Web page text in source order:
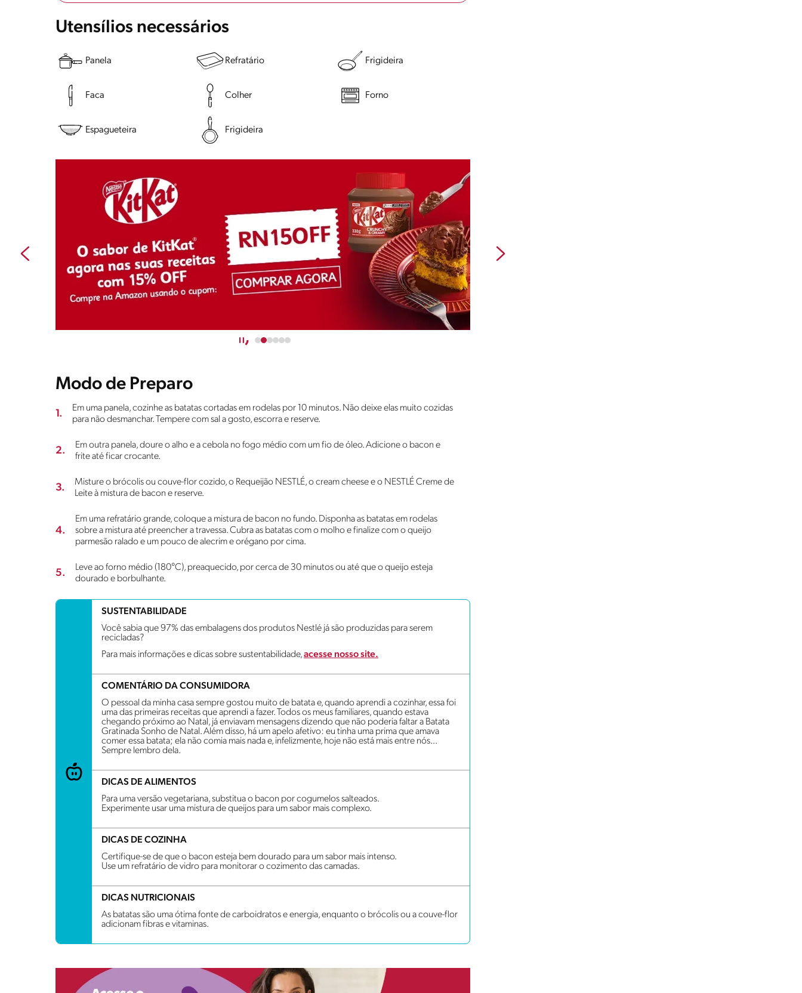
Utensílios necessários
Panela Refratário Frigideira
Faca Colher Forno
Espagueteira Frigideira
Modo de Preparo
1.
Em uma panela, cozinhe as batatas cortadas em rodelas por 10 minutos. Não deixe elas muito cozidas
para não desmanchar. Tempere com sal a gosto, escorra e reserve.
2.
Em outra panela, doure o alho e a cebola no fogo médio com um fio de óleo. Adicione o bacon e
frite até ficar crocante.
3.
Misture o brócolis ou couve-flor cozido, o Requeijão NESTLÉ, o cream cheese e o NESTLÉ Creme de
Leite à mistura de bacon e reserve.
4.
Em uma refratário grande, coloque a mistura de bacon no fundo. Disponha as batatas em rodelas
sobre a mistura até preencher a travessa. Cubra as batatas com o molho e finalize com o queijo
parmesão ralado e um pouco de alecrim e orégano por cima.
5.
Leve ao forno médio (180°C), preaquecido, por cerca de 30 minutos ou até que o queijo esteja
dourado e borbulhante.
SUSTENTABILIDADE
Você sabia que 97% das embalagens dos produtos Nestlé já são produzidas para serem
recicladas?
Para mais informações e dicas sobre sustentabilidade,acesse nosso site.
COMENTÁRIO DA CONSUMIDORA
O pessoal da minha casa sempre gostou muito de batata e, quando aprendi a cozinhar, essa foi
uma das primeiras receitas que aprendi a fazer. Todos os meus familiares, quando estava
chegando próximo ao Natal, já enviavam mensagens dizendo que não poderia faltar a Batata
Gratinada Sonho de Natal. Além disso, há um apelo afetivo: eu tinha uma prima que amava
comer essa batata; ela não comia mais nada e, infelizmente, hoje não está mais entre nós...
Sempre lembro dela.
DICAS DE ALIMENTOS
Para uma versão vegetariana, substitua o bacon por cogumelos salteados.
Experimente usar uma mistura de queijos para um sabor mais complexo.
DICAS DE COZINHA
Certifique-se de que o bacon esteja bem dourado para um sabor mais intenso.
Use um refratário de vidro para monitorar o cozimento das camadas.
DICAS NUTRICIONAIS
As batatas são uma ótima fonte de carboidratos e energia, enquanto o brócolis ou a couve-flor
adicionam fibras e vitaminas.